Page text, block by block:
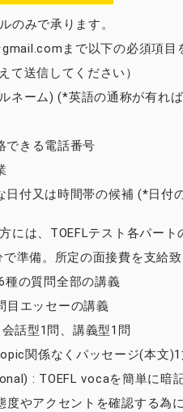
のみで承ります。
まで以下の必須項目
て送信してください）
ネーム) (*英語の通称が有れ
できる電話番号
日付又は時間帯の候補 (*日付
には、TOEFLテスト各パー
準備。所定の面接費を支給
の質問全部の講義
エッセーの講義
話型1問、講義型1問
関係なくパッセージ(本文
: TOEFL vocaを簡単に暗
度やアクセントを確認する為